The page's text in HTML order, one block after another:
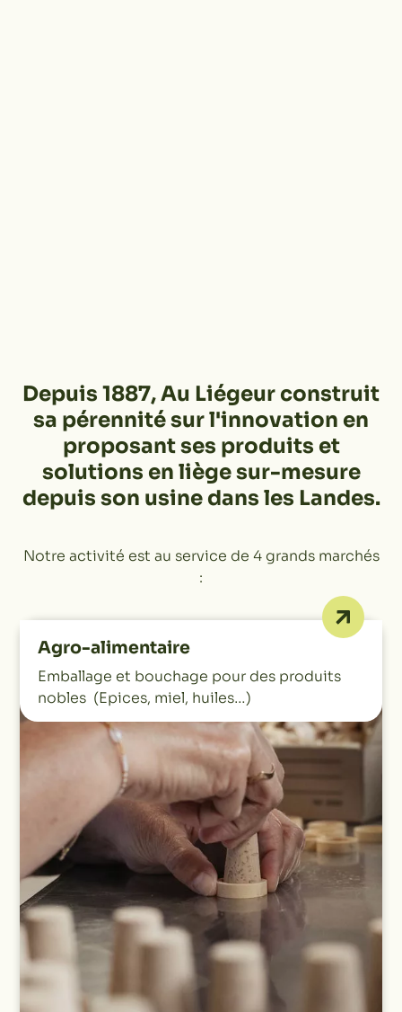
Depuis 1887, Au Liégeur construit
sa pérennité sur l'innovation en
proposant ses produits et
solutions en liège sur-mesure
depuis son usine dans les Landes.
Notre activité est au service de 4 grands marchés
:
Agro-alimentaire
Emballage et bouchage pour des produits
nobles (Epices, miel, huiles…)